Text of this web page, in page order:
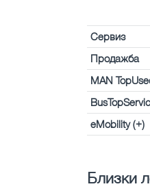
Сервиз
Продажба
MAN
eMobility (+)
Близки